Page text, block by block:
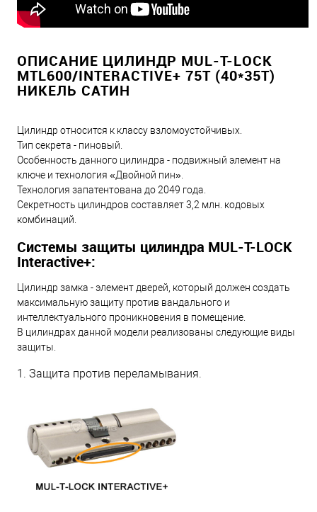
ОПИСАНИЕ ЦИЛИНДР MUL-T-LOCK
MTL600/INTERACTIVE+ 75T (40*35T)
НИКЕЛЬ САТИН
Цилиндр относится к классу взломоустойчивых.
Тип секрета - пиновый.
Особенность данного цилиндра - подвижный элемент на
ключе и технология «Двойной пин».
Технология запатентована до 2049 года.
Секретность цилиндров составляет 3,2 млн. кодовых
комбинаций.
Системы защиты цилиндра MUL-T-LOCK
Interactive+:
Цилиндр замка - элемент дверей, который должен создать
максимальную защиту против вандального и
интеллектуального проникновения в помещение.
В цилиндрах данной модели реализованы следующие виды
защиты.
1. Защита против переламывания.